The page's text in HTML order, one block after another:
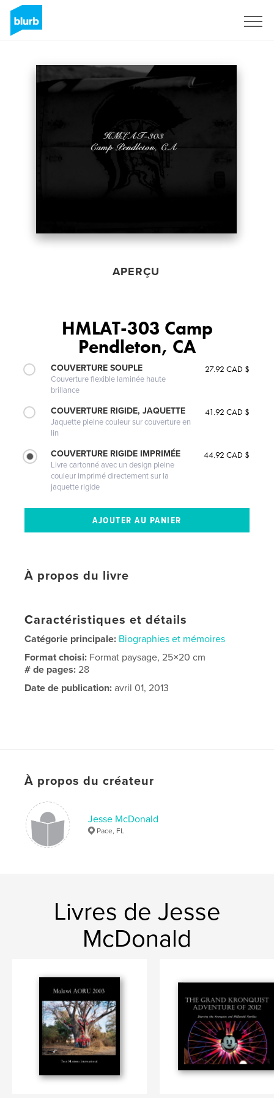
APERÇU
HMLAT-303 Camp
Pendleton, CA
COUVERTURE SOUPLE
Couverture flexible laminée haute
brillance
27.92 CAD $
COUVERTURE RIGIDE, JAQUETTE
Jaquette pleine couleur sur couverture en
lin
41.92 CAD $
COUVERTURE RIGIDE IMPRIMÉE
Livre cartonné avec un design pleine
couleur imprimé directement sur la
jaquette rigide
44.92 CAD $
À propos du livre
Caractéristiques et détails
Catégorie principale: Biographies et mémoires
Format choisi: Format paysage, 25×20 cm
# de pages:28
Date de publication: avril 01, 2013
À propos du créateur
Jesse McDonald
Pace, FL
Livres de Jesse
McDonald